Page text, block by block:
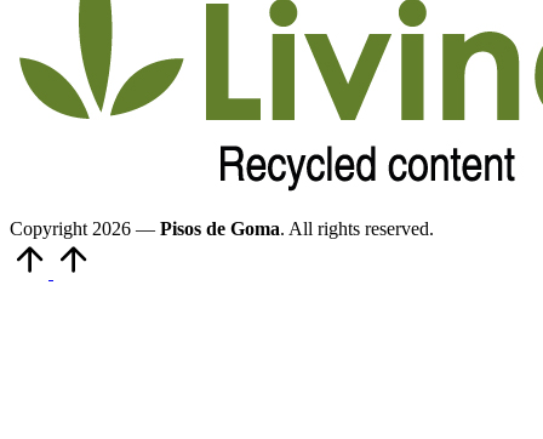
Copyright 2026 — Pisos de Goma. All rights reserved.